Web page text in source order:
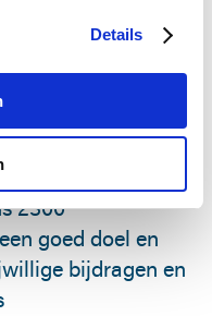
Details
voor de
uur per dag
al ruim 200 jaar
jaarlijks 3500
2300
goed doel en
bijdragen en